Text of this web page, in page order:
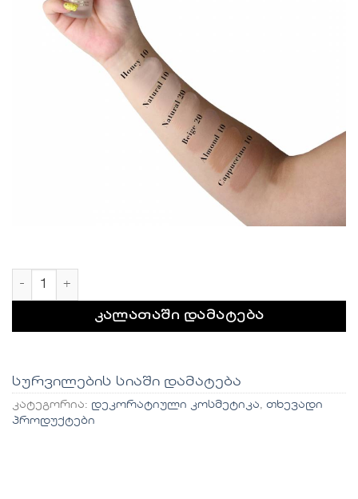
რაოდენობა: ALMOND 10
კალათაში დამატება
სურვილების სიაში დამატება
კატეგორია: დეკორატიული კოსმეტიკა, თხევადი
პროდუქტები